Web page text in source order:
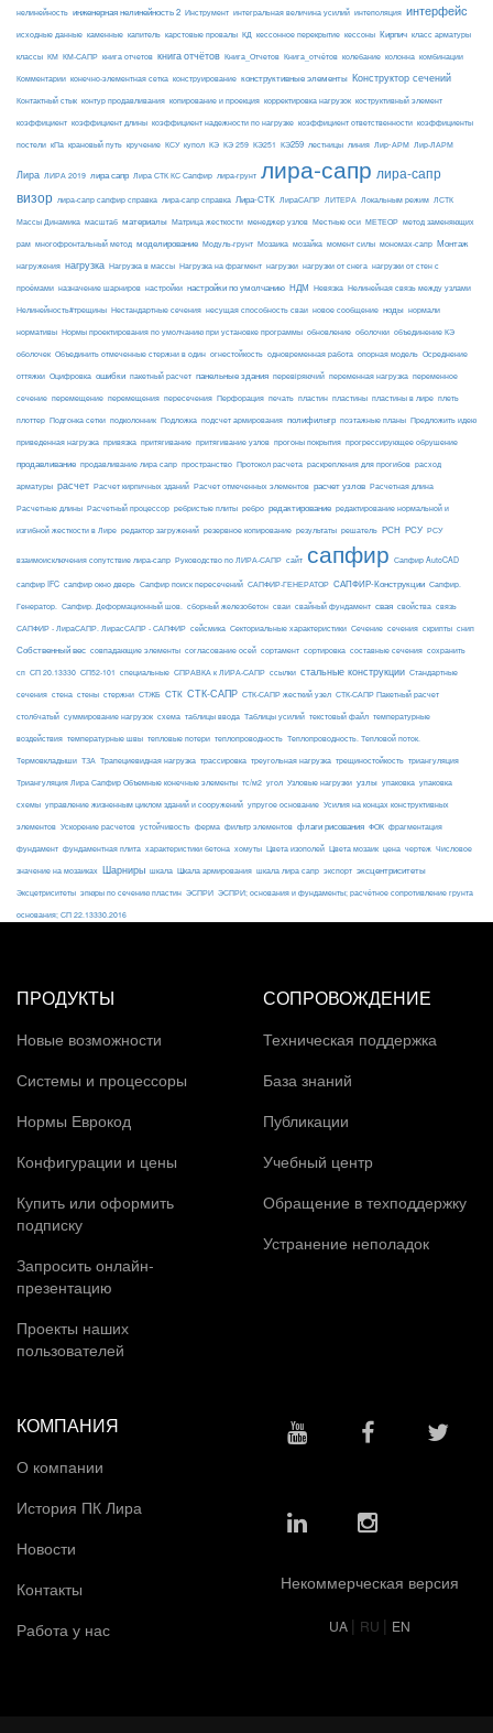
нелинейность инженерная нелинейность 2 Инструмент интегральная величина усилий интеполяция интерфейс
исходные данные каменные капитель карстовые провалы КД кессонное перекрытие кессоны Кирпич класс арматуры
классы КМ КМ-САПР книга отчетов книга отчётов Книга_Отчетов Книга_отчётов колебание колонна комбинации
Комментарии конечно-элементная сетка конструирование конструктивные элементы Конструктор сечений
Контактный стык контур продавливания копирование и проекция корректировка нагрузок коструктивный элемент
коэффициент коэффициент длины коэффициент надежности по нагрузке коэффициент ответственности коэффициенты
постели кПа крановый путь кручение КСУ купол КЭ КЭ 259 КЭ251 КЭ259 лестницы линия Лир-АРМ Лир-ЛАРМ
Лира ЛИРА 2019 лира сапр Лира СТК КС Сапфир лира-грунт лира-сапр лира-сапр
визор лира-сапр сапфир справка лира-сапр справка Лира-СТК ЛираСАПР ЛИТЕРА Локальным режим ЛСТК
Массы Динамика масштаб материалы Матрица жесткости менеджер узлов Местные оси МЕТЕОР метод заменяющих
рам многофронтальный метод моделирование Модуль-грунт Мозаика мозайка момент силы мономах-сапр Монтаж
нагружения нагрузка Нагрузка в массы Нагрузка на фрагмент нагрузки нагрузки от снега нагрузки от стен с
проёмами назначение шарниров настройки настройки по умолчанию НДМ Невязка Нелинейная связь между узлами
Нелинейность#трещины Нестандартные сечения несущая способность сваи новое сообщение ноды нормали
нормативы Нормы проектирования по умолчанию при установке программы обновление оболочки объединение КЭ
оболочек Объединить отмеченные стержни в один огнестойкость одновременная работа опорная модель Осреднение
оттяжки Оцифровка ошибки пакетный расчет панельные здания перевіряючий переменная нагрузка переменное
сечение перемещение перемещения пересечения Перфорация печать пластин пластины пластины в лире плеть
плоттер Подгонка сетки подколонник Подложка подсчет армирования полифильтр поэтажные планы Предложить идею
приведенная нагрузка привязка притягивание притягивание узлов прогоны покрытия прогрессирующее обрушение
продавливание продавливание лира сапр пространство Протокол расчета раскрепления для прогибов расход
арматуры расчет Расчет кирпичных зданий Расчет отмеченных элементов расчет узлов Расчетная длина
Расчетные длины Расчетный процессор ребристые плиты ребро редактирование редактирование нормальной и
изгибной жесткости в Лире редактор загружений резервное копирование результаты решатель РСН РСУ РСУ
взаимоисключения сопутствие лира-сапр Руководство по ЛИРА-САПР сайт сапфир Сапфир AutoCAD
сапфир IFC сапфир окно дверь Сапфир поиск пересечений САПФИР-ГЕНЕРАТОР САПФИР-Конструкции Сапфир.
Генератор. Сапфир. Деформационный шов. сборный железобетон сваи свайный фундамент свая свойства связь
САПФИР - ЛираСАПР. ЛирасСАПР - САПФИР сейсмика Секториальные характеристики Сечение сечения скрипты снип
Собственный вес совпадающие элементы согласование осей сортамент сортировка составные сечения сохранить
сп СП 20.13330 СП52-101 специальные СПРАВКА к ЛИРА-САПР ссылки стальные конструкции Стандартные
сечения стена стены стержни СТЖБ СТК СТК-САПР СТК-САПР жесткий узел СТК-САПР Пакетный расчет
столбчатый суммирование нагрузок схема таблицы ввода Таблицы усилий текстовый файл температурные
воздействия температурные швы тепловые потери теплопроводность Теплопроводность. Тепловой поток.
Термовкладыши ТЗА Трапециевидная нагрузка трассировка треугольная нагрузка трещиностойкость триангуляция
Триангуляция Лира Сапфир Объемные конечные элементы тс/м2 угол Узловые нагрузки узлы упаковка упаковка
схемы управление жизненным циклом зданий и сооружений упругое основание Усилия на концах конструктивных
элементов Ускорение расчетов устойчивость ферма фильтр элементов флаги рисования ФОК фрагментация
фундамент фундаментная плита характеристики бетона хомуты Цвета изополей Цвета мозаик цена чертеж Числовое
значение на мозаиках Шарниры шкала Шкала армирования шкала лира сапр экспорт эксцентриситеты
Эксцетриситеты эпюры по сечению пластин ЭСПРИ ЭСПРИ; основания и фундаменты; расчётное сопротивление грунта
основания; СП 22.13330.2016
ПРОДУКТЫ
Новые возможности
Системы и процессоры
Нормы Еврокод
Конфигурации и цены
Купить или оформить
подписку
Запросить онлайн-
презентацию
Проекты наших
пользователей
СОПРОВОЖДЕНИЕ
Техническая поддержка
База знаний
Публикации
Учебный центр
Обращение в техподдержку
Устранение неполадок
КОМПАНИЯ
О компании
История ПК Лира
Новости
Контакты
Работа у нас
Некоммерческая версия
UA | RU | EN